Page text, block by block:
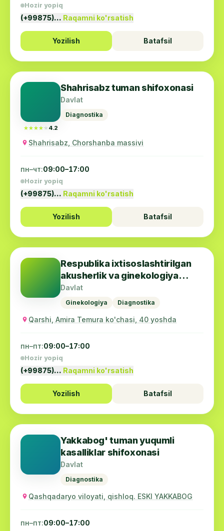
Hozir yopiq
(+99875)… Raqamni ko'rsatish
Yozilish Batafsil
★★★★★
★★★★★ 4.2
Shahrisabz tuman shifoxonasi
Davlat
Diagnostika
Shahrisabz, Chorshanba massivi
пн–чт:09:00–17:00
Hozir yopiq
(+99875)… Raqamni ko'rsatish
Yozilish Batafsil
Respublika ixtisoslashtirilgan
akusherlik va ginekologiya
ilmiy-amaliy tibbiyot markazi
Qarshi filiali
Davlat
Ginekologiya Diagnostika
Qarshi, Amira Temura ko'chasi, 40 yoshda
пн–пт:09:00–17:00
Hozir yopiq
(+99875)… Raqamni ko'rsatish
Yozilish Batafsil
Yakkabog' tuman yuqumli
kasalliklar shifoxonasi
Davlat
Diagnostika
Qashqadaryo viloyati, qishloq. ESKI YAKKABOG
пн–пт:09:00–17:00